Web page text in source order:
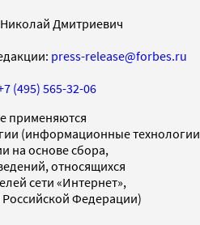
Дмитриевич
press-release@forbes.ru
(495) 565-32-06
применяются
(информационные технологии
на основе сбора,
относящихся
сети «Интернет»,
Федерации)